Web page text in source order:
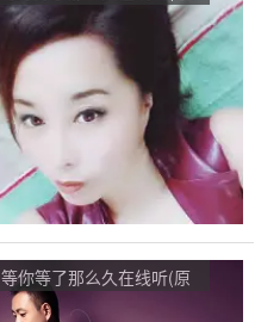
唱是红蔷薇)，鎏莲演唱点
播:149次
等你等了那么久在线听(原
唱是祁隆)，爱家族枫叶演